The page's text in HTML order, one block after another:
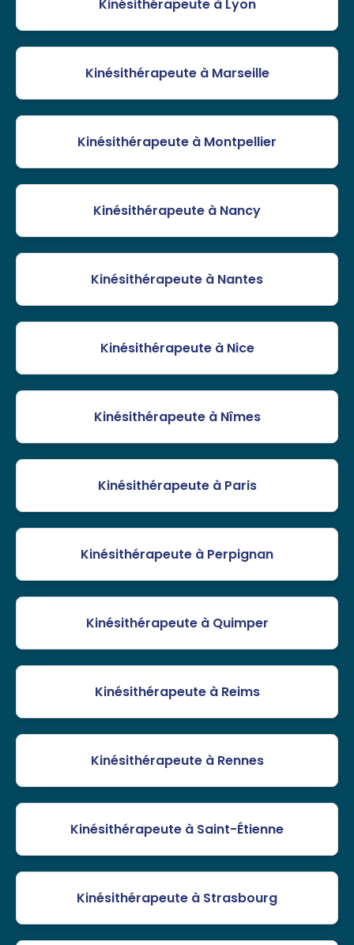
Kinésithérapeute à Lyon
Kinésithérapeute à Marseille
Kinésithérapeute à Montpellier
Kinésithérapeute à Nancy
Kinésithérapeute à Nantes
Kinésithérapeute à Nice
Kinésithérapeute à Nîmes
Kinésithérapeute à Paris
Kinésithérapeute à Perpignan
Kinésithérapeute à Quimper
Kinésithérapeute à Reims
Kinésithérapeute à Rennes
Kinésithérapeute à Saint-Étienne
Kinésithérapeute à Strasbourg